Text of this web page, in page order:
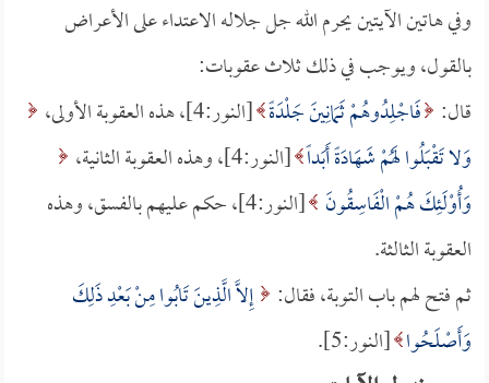
وفي هاتين الآيتين يحرم الله جل جلاله الاعتداء على الأعراض
بالقول، ويوجب في ذلك ثلاث عقوبات:
قال: فَاجْلِدُوهُمْ ثَمَانِينَ جَلْدَةً [النور:4]، هذه العقوبة الأولى،
وَلا تَقْبَلُوا لَهُمْ شَهَادَةً أَبَداً [النور:4]، وهذه العقوبة الثانية،
وَأُوْلَئِكَ هُمْ الْفَاسِقُونَ
[النور:4]، حكم عليهم بالفسق، وهذه
العقوبة الثالثة.
ثم فتح لهم باب التوبة، فقال: إِلاَّ الَّذِينَ تَابُوا مِنْ بَعْدِ ذَلِكَ
وَأَصْلَحُوا [النور:5].